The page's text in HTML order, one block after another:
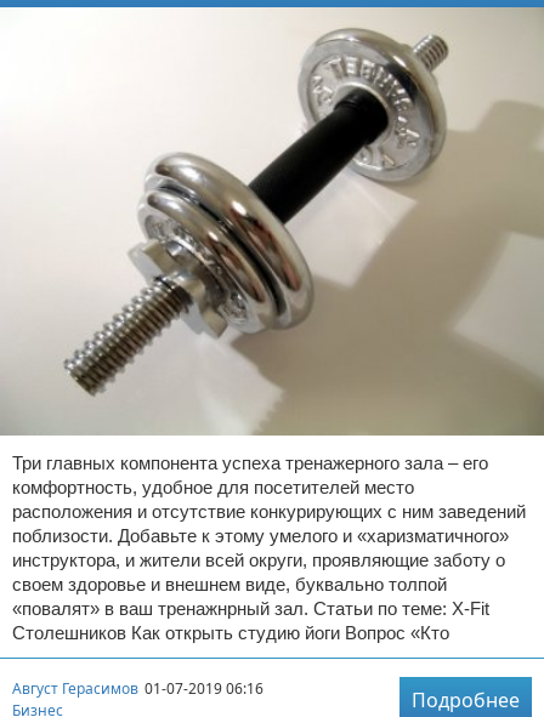
Три главных компонента успеха тренажерного зала – его
комфортность, удобное для посетителей место
расположения и отсутствие конкурирующих с ним заведений
поблизости. Добавьте к этому умелого и «харизматичного»
инструктора, и жители всей округи, проявляющие заботу о
своем здоровье и внешнем виде, буквально толпой
«повалят» в ваш тренажнрный зал. Статьи по теме: X-Fit
Столешников Как открыть студию йоги Вопрос «Кто
Август Герасимов 01-07-2019 06:16
Бизнес
Подробнее